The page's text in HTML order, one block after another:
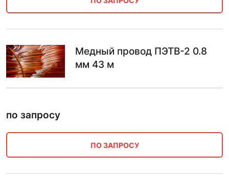
Медный провод ПЭТВ-2 0.8
мм 43 м
по запросу
ПО ЗАПРОСУ